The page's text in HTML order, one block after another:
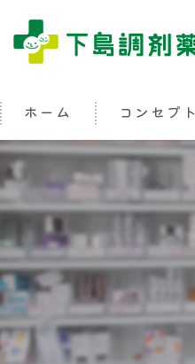
ホーム コンセプト